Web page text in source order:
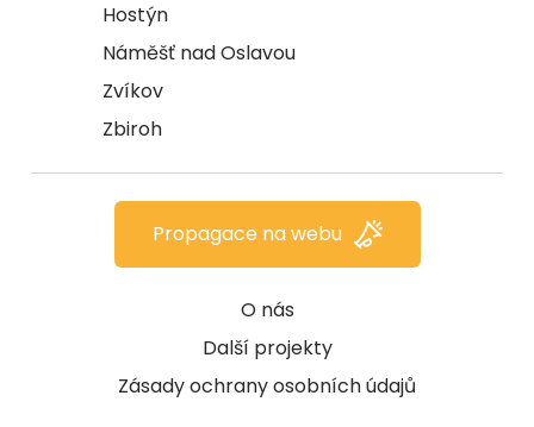
Hostýn
Náměšť nad Oslavou
Zvíkov
Zbiroh
O nás
Další projekty
Zásady ochrany osobních údajů
Propagace na webu